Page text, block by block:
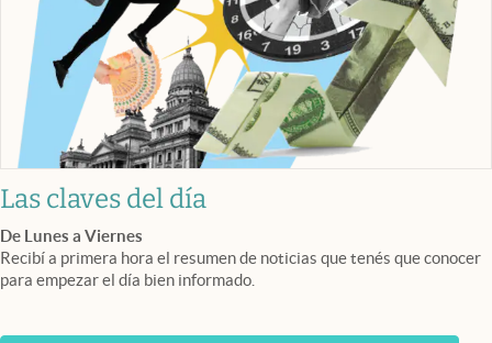
Las claves del día
De Lunes a Viernes
Recibí a primera hora el resumen de noticias que tenés que conocer
para empezar el día bien informado.